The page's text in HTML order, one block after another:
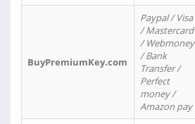
BuyPremiumKey.com
Paypal / Visa
/ Mastercard
/ Webmoney
/ Bank
Transfer /
Perfect
money /
Amazon pay